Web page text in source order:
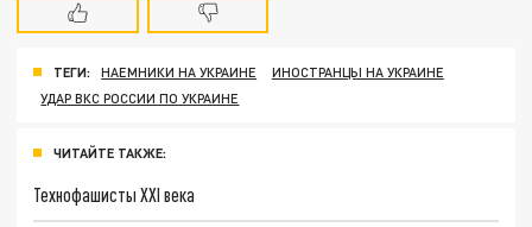
ТЕГИ: НАЕМНИКИ НА УКРАИНЕ
ИНОСТРАНЦЫ НА УКРАИНЕ
УДАР ВКС РОССИИ ПО УКРАИНЕ
ЧИТАЙТЕ ТАКЖЕ:
Технофашисты XXI века